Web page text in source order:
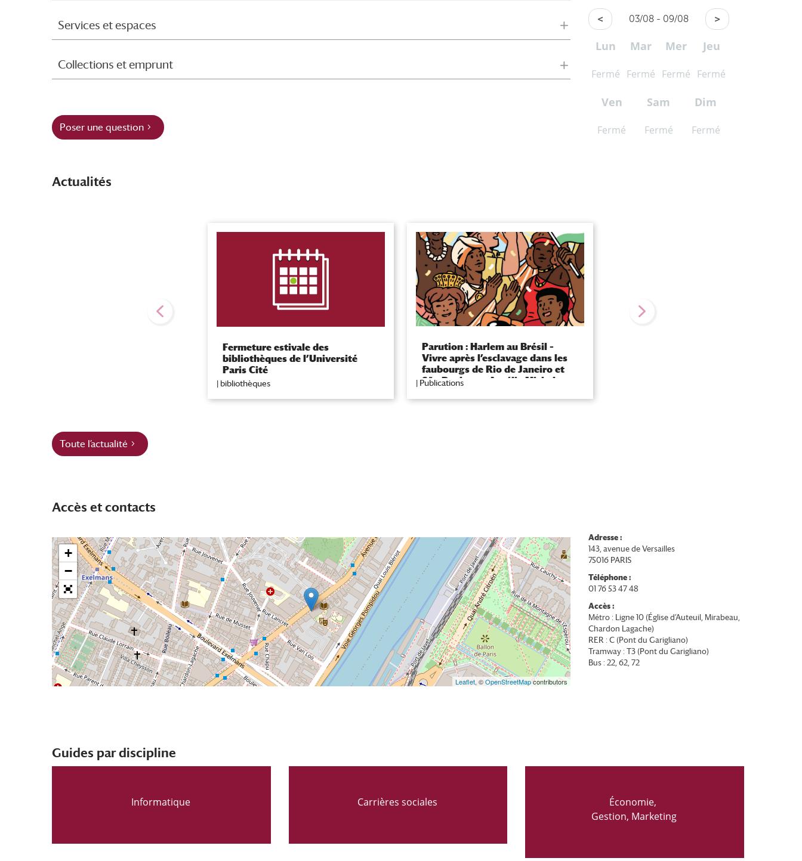
Services et espaces
Collections et emprunt
Poser une question
>
< 03/08 - 09/08
Lun
Fermé
Mar
Fermé
Mer
Fermé
Jeu
Fermé
Ven
Fermé
Sam
Fermé
Dim
Fermé
Actualités
Fermeture estivale des
bibliothèques de l’Université
Paris Cité
| bibliothèques
Parution : Harlem au Brésil –
Vivre après l’esclavage dans les
faubourgs de Rio de Janeiro et
São Paulo par Aurélia Michel
| Publications
Toute l’actualité
Accès et contacts
+
−
Leaflet, ©OpenStreetMapcontributors
Adresse :
143, avenue de Versailles
75016 PARIS
Téléphone :
01 76 53 47 48
Accès :
Métro : Ligne 10 (Église d’Auteuil, Mirabeau,
Chardon Lagache)
RER : C (Pont du Garigliano)
Tramway : T3 (Pont du Garigliano)
Bus : 22, 62, 72
Guides par discipline
Informatique Carrières sociales
Économie,
Gestion, Marketing